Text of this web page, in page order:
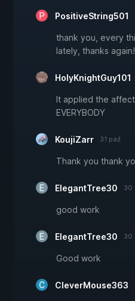
PositiveString501
thank you, every
lately, thanks again!
HolyKnightGuy101
It applied the
EVERYBODY
KoujiZarr 31 paź
Thank you thank
ElegantTree30 30
good work
ElegantTree30 30
Good work
CleverMouse363